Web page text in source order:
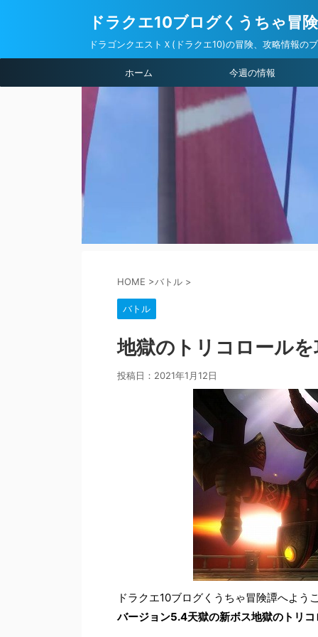
ドラクエ10ブログくうちゃ冒
ドラゴンクエストＸ(ドラクエ10)の冒険、攻略情報の
ホーム 今週の情報
HOME >バトル >
バトル
地獄のトリコロール
投稿日： 2021年1月12日
ドラクエ10ブログくうちゃ冒険譚へよう
バージョン5.4天獄の新ボス地獄のトリ